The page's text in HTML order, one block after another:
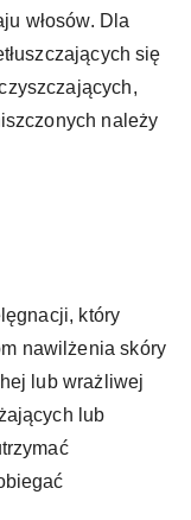
włosów. Dla
się
należy
który
nawilżenia skóry
lub wrażliwej
lub